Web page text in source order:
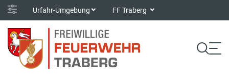
Urfahr-Umgebung FF Traberg